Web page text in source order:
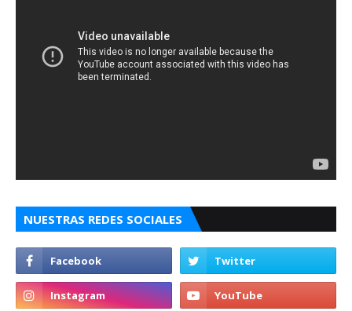
NUESTRAS REDES SOCIALES